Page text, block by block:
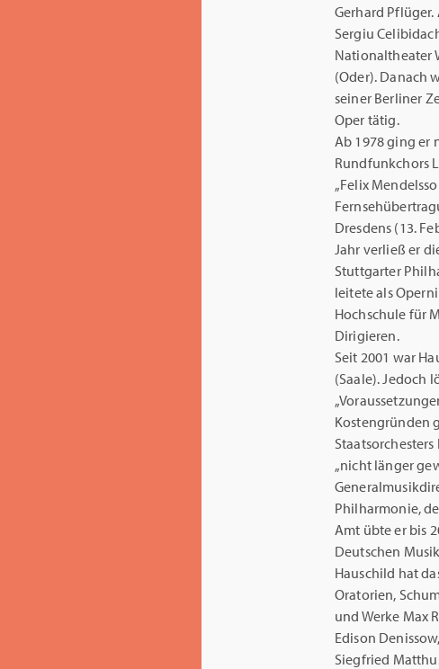
Gerhard
Sergiu
Nationaltheater
(Oder). Danach
seiner Berliner
Oper tätig.
Ab 1978 ging er
Rundfunkchors
„Felix
Dresdens (13.
Jahr verließ er
Stuttgarter
leitete als
Hochschule für
Dirigieren.
Seit 2001 war
(Saale). Jedoch
Kostengründen
„nicht länger
Philharmonie,
Amt übte er bis
Deutschen
Hauschild hat
Oratorien,
und Werke Max
Edison
Siegfried